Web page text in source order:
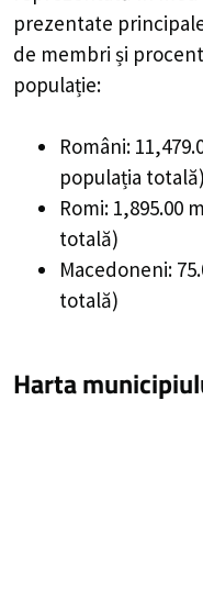
prezentate
de membri și
populație:
Români:
populația totală)
Romi: 1,895.00
totală)
Macedoneni:
totală)
Harta